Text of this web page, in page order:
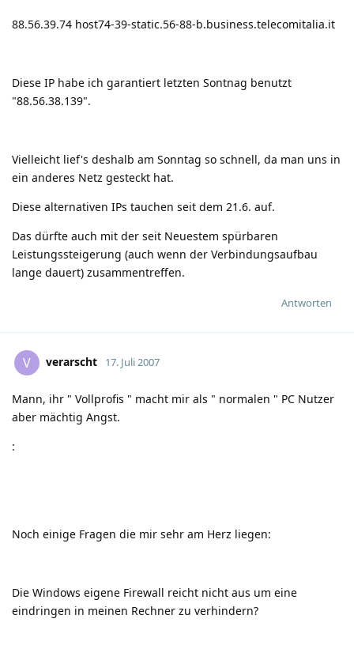
88.56.39.74 host74-39-static.56-88-b.business.telecomitalia.it
Diese IP habe ich garantiert letzten Sontnag benutzt
"88.56.38.139".
Vielleicht lief's deshalb am Sonntag so schnell, da man uns in
ein anderes Netz gesteckt hat.
Diese alternativen IPs tauchen seit dem 21.6. auf.
Das dürfte auch mit der seit Neuestem spürbaren
Leistungssteigerung (auch wenn der Verbindungsaufbau
lange dauert) zusammentreffen.
Antworten
V verarscht 17. Juli 2007
Mann, ihr " Vollprofis " macht mir als " normalen " PC Nutzer
aber mächtig Angst.
:
Noch einige Fragen die mir sehr am Herz liegen:
Die Windows eigene Firewall reicht nicht aus um eine
eindringen in meinen Rechner zu verhindern?